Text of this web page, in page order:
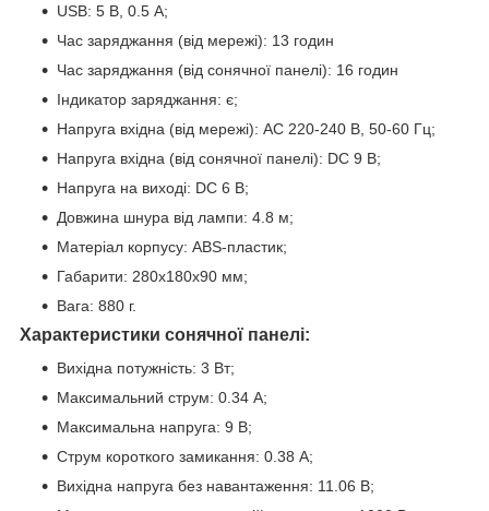
USB: 5 В, 0.5 А;
Час заряджання (від мережі): 13 годин
Час заряджання (від сонячної панелі): 16 годин
Індикатор заряджання: є;
Напруга вхідна (від мережі): АС 220-240 В, 50-60 Гц;
Напруга вхідна (від сонячної панелі): DC 9 В;
Напруга на виході: DC 6 В;
Довжина шнура від лампи: 4.8 м;
Матеріал корпусу: ABS-пластик;
Габарити: 280х180х90 мм;
Вага: 880 г.
Характеристики сонячної панелі:
Вихідна потужність: 3 Вт;
Максимальний струм: 0.34 А;
Максимальна напруга: 9 В;
Струм короткого замикання: 0.38 А;
Вихідна напруга без навантаження: 11.06 В;